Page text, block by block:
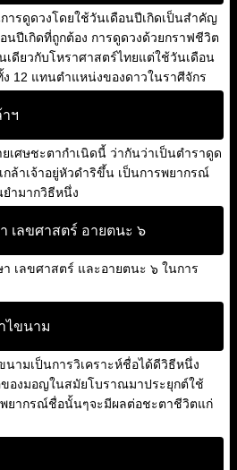
ารดูดวงโดยใช้วันเดือนปีเกิดเป็นสำคัญ
นปีเกิดที่ถูกต้อง การดูดวงด้วยกราฟชีวิต
เดียวกับโหราศาสตร์ไทยแต่ใช้วันเดือน
ง 12 แทนตำแหน่งของดาวในราศีจักร
ฯ
เศษชะตากำเนิดนี้ ว่ากันว่าเป็นตำราดูด
กล้าเจ้าอยู่หัวดำริขึ้น เป็นการพยากรณ์
ำมากวิธีหนึ่ง
เลขศาสตร์ อายตนะ ๖
เลขศาสตร์ และอายตนะ ๖ ในการ
ไขนาม
นามเป็นการวิเคราะห์ชื่อได้ดีวิธีหนึ่ง
องมอญในสมัยโบราณมาประยุกต์ใช้
พยากรณ์ชื่อนั้นๆจะมีผลต่อชะตาชีวิตแก่